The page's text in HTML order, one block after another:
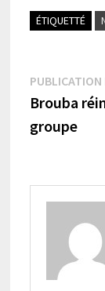
ÉTIQUETTÉ
de
l’article
PUBLICATION
Brouba
groupe